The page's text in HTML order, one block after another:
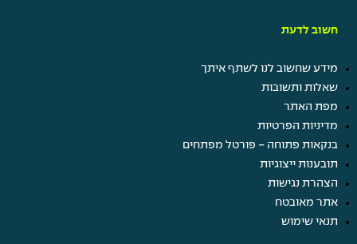
חשוב לדעת
מידע שחשוב לנו לשתף איתך
שאלות ותשובות
מפת האתר
מדיניות הפרטיות
בנקאות פתוחה - פורטל מפתחים
תובענות ייצוגיות
הצהרת נגישות
אתר מאובטח
תנאי שימוש